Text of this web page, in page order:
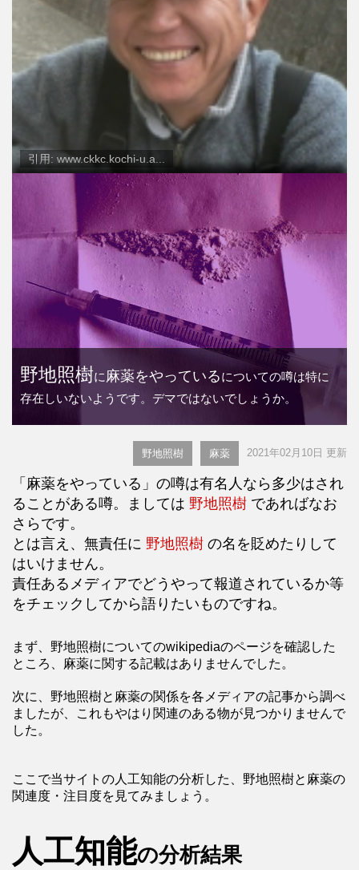
引用: www.ckkc.kochi-u.a...
野地照樹に 麻薬をやっているについての噂は特に
存在しいないようです。デマではないでしょうか。
野地照樹 麻薬 2021年02月10日 更新
「麻薬をやっている」の噂は有名人なら多少はされ
ることがある噂。ましては 野地照樹 であればなお
さらです。
とは言え、無責任に 野地照樹 の名を貶めたりして
はいけません。
責任あるメディアでどうやって報道されているか等
をチェックしてから語りたいものですね。
まず、野地照樹についてのwikipediaのページを確認した
ところ、麻薬に関する記載はありませんでした。
次に、野地照樹と麻薬の関係を各メディアの記事から調べ
ましたが、これもやはり関連のある物が見つかりませんで
した。
ここで当サイトの人工知能の分析した、野地照樹と麻薬の
関連度・注目度を見てみましょう。
人工知能の分析結果